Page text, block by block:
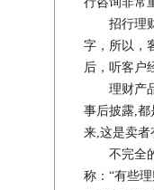
招行理财
字，所以，
后，听客户
理财产品
事后披露,都
来,这是卖者
不完全的
称：“有些